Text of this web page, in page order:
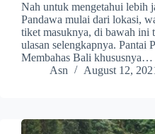
Nah untuk mengetahui lebih
Pandawa mulai dari lokasi,
tiket masuknya, di bawah ini
ulasan selengkapnya. Pantai
Membahas Bali khususnya…
Asn
August 12,